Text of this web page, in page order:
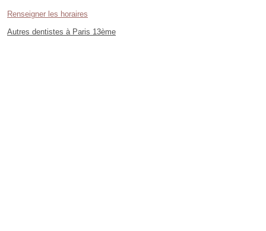
Renseigner les horaires
Autres dentistes à Paris 13ème